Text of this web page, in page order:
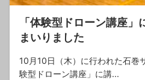
「体験型ドローン講座
まいりました
10月10日（木）に行われた石巻
験型ドローン講座」に講...